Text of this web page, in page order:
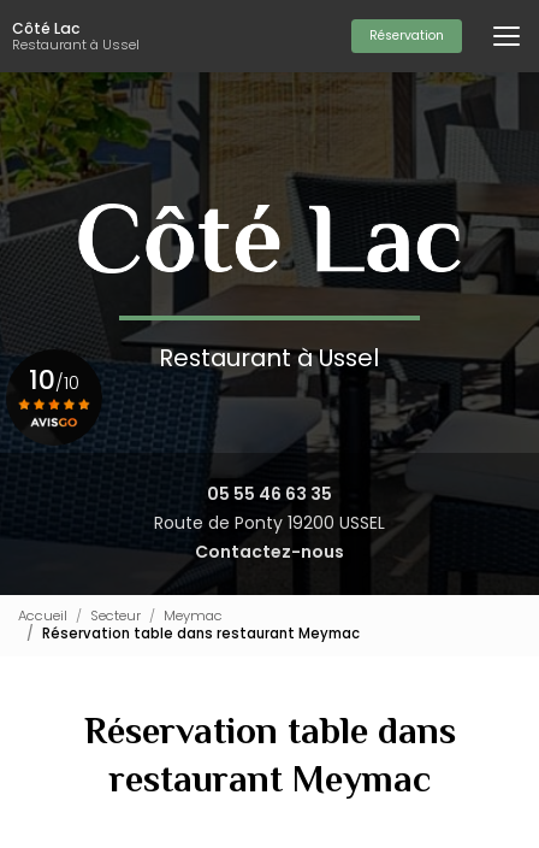
au
contenu
principal
Côté Lac
Restaurant à Ussel Réservation
Restaurant à Ussel
05 55 46 63 35
Route de Ponty 19200 USSEL
Contactez-nous
10/10
Voir le certificat
Accueil Secteur
Meymac
Réservation table dans restaurant Meymac
Réservation table dans
restaurant Meymac